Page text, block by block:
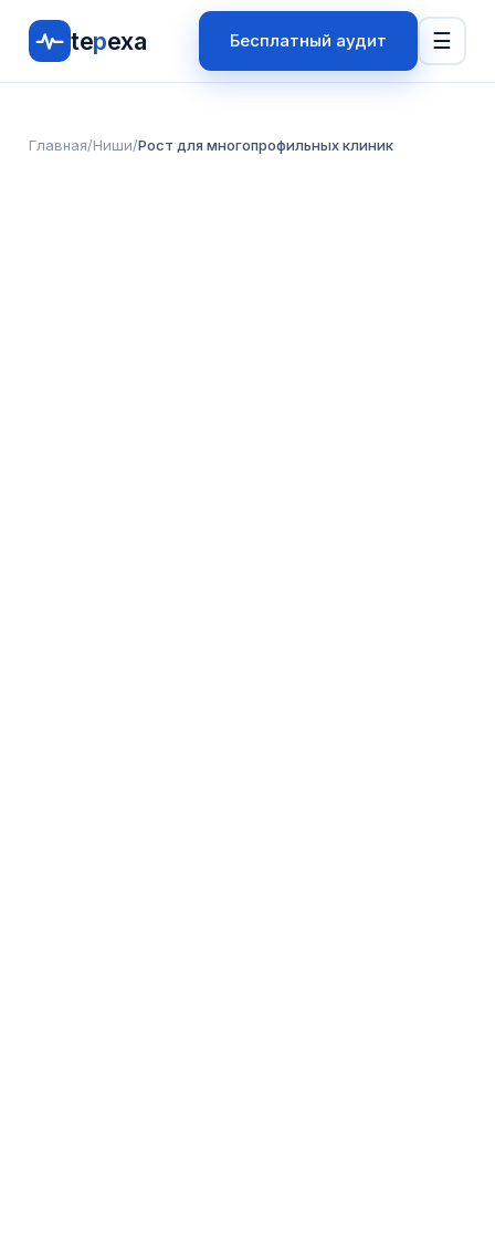
tepexa Бесплатный аудит ☰
Главная/Ниши/Рост для многопрофильных клиник